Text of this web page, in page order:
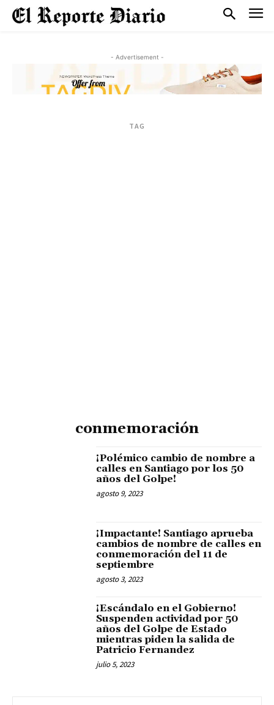
- Advertisement -
TAG
conmemoración
¡Polémico cambio de nombre a
calles en Santiago por los 50
años del Golpe!
agosto 9, 2023
¡Impactante! Santiago aprueba
cambios de nombre de calles en
conmemoración del 11 de
septiembre
agosto 3, 2023
¡Escándalo en el Gobierno!
Suspenden actividad por 50
años del Golpe de Estado
mientras piden la salida de
Patricio Fernandez
julio 5, 2023